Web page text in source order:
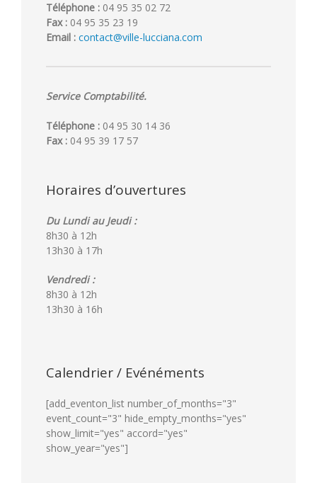
Téléphone : 04 95 35 02 72
Fax : 04 95 35 23 19
Email : contact@ville-lucciana.com
Service Comptabilité.
Téléphone : 04 95 30 14 36
Fax : 04 95 39 17 57
Horaires d’ouvertures
Du Lundi au Jeudi :
8h30 à 12h
13h30 à 17h
Vendredi :
8h30 à 12h
13h30 à 16h
Calendrier / Evénéments
[add_eventon_list number_of_months="3"
event_count="3" hide_empty_months="yes"
show_limit="yes" accord="yes"
show_year="yes"]